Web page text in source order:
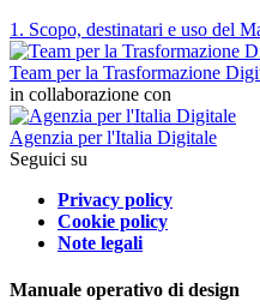
1. Scopo, destinatari e uso del
Team per la Trasformazione
in collaborazione con
Agenzia per l'Italia Digitale
Seguici su
Privacy policy
Cookie policy
Note legali
Manuale operativo di design